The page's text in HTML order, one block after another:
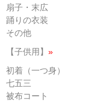
扇子・末広
踊りの衣装
その他
【子供用】 »
初着（一つ身）
七五三
被布コート